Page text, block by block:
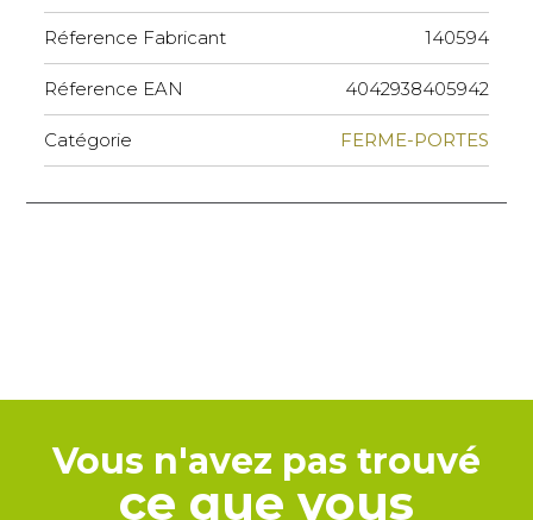
Réference Fabricant 140594
Réference EAN 4042938405942
Catégorie FERME-PORTES
Vous n'avez pas trouvé
ce que vous